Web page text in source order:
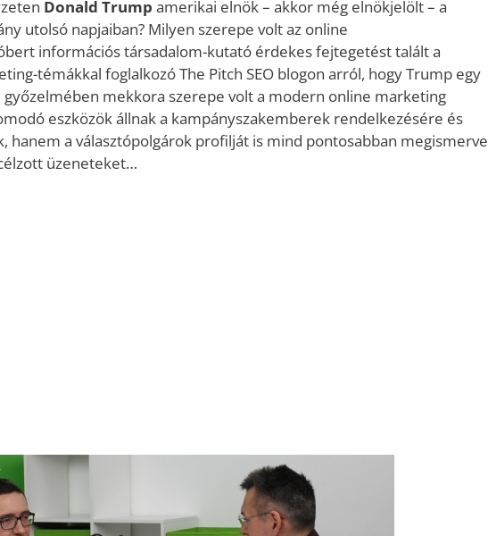
Donald Trump amerikai elnök – akkor még elnökjelölt – a
utolsó napjaiban? Milyen szerepe volt az online
információs társadalom-kutató érdekes fejtegetést talált a
témákkal foglalkozó The Pitch SEO blogon arról, hogy Trump egy
győzelmében mekkora szerepe volt a modern online marketing
eszközök állnak a kampányszakemberek rendelkezésére és
hanem a választópolgárok profilját is mind pontosabban megismerve
üzeneteket…